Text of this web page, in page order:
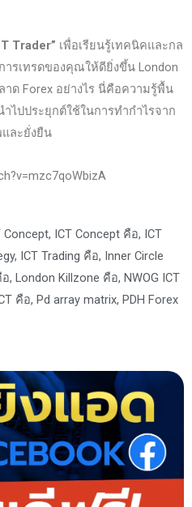
Trader” เพื่อเรียนรู้เทคนิคและกล
รเทรดของคุณให้ดียิ่งขึ้น London
าด Forex อย่างไร นี่คือความรู้พื้น
ไปประยุกต์ใช้ในการทำกำไรจาก
ละยั่งยืน
Concept, ICT Concept คือ, ICT
, ICT Trading คือ, Inner Circle
อ,London Killzone คือ,NWOG ICT
คือ,Pd array matrix,PDH Forex